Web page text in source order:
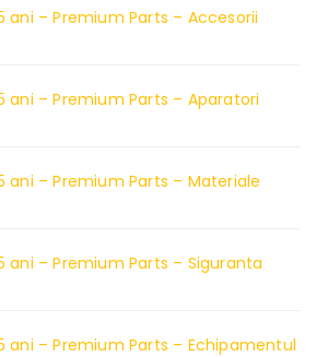
– Premium Parts – Accesorii
ani – Premium Parts – Aparatori
ani – Premium Parts – Materiale
ani – Premium Parts – Siguranta
ani – Premium Parts – Echipamentul